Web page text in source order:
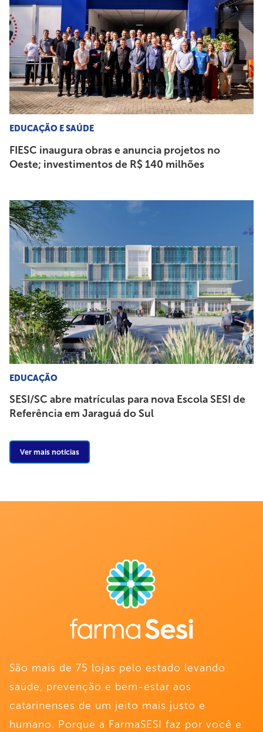
EDUCAÇÃO E SAÚDE
FIESC inaugura obras e anuncia projetos no
Oeste; investimentos de R$ 140 milhões
EDUCAÇÃO
SESI/SC abre matrículas para nova Escola SESI de
Referência em Jaraguá do Sul
Ver mais notícias
São mais de 75 lojas pelo estado levando
saúde, prevenção e bem-estar aos
catarinenses de um jeito mais justo e
humano. Porque a FarmaSESI faz por você e